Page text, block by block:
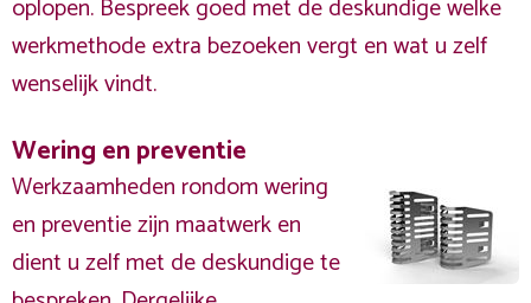
oplopen. Bespreek goed met de deskundige welke
werkmethode extra bezoeken vergt en wat u zelf
wenselijk vindt.
Wering en preventie
Werkzaamheden rondom wering
en preventie zijn maatwerk en
dient u zelf met de deskundige te